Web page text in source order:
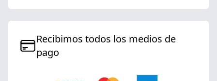
Recibimos todos los medios de
pago